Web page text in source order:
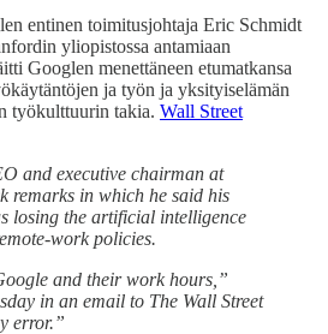
entinen toimitusjohtaja Eric Schmidt
yliopistossa antamiaan
Googlen menettäneen etumatkansa
ja työn ja yksityiselämän
työkulttuurin takia. Wall Street
and executive chairman at
remarks in which he said his
losing the artificial intelligence
work policies.
and their work hours,”
in an email to The Wall Street
error.”